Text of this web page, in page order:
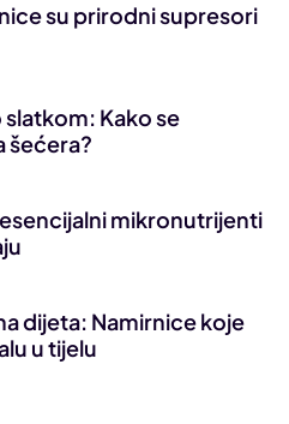
su prirodni supresori
Kako se
šećera?
mikronutrijenti
dijeta: Namirnice koje
u tijelu